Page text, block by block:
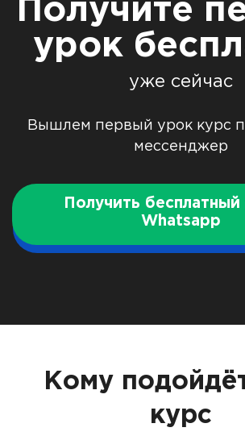
Получите
урок
уже сейчас
Вышлем первый урок курс
мессенджер
Получить бесплатный
Whatsapp
Кому
курс